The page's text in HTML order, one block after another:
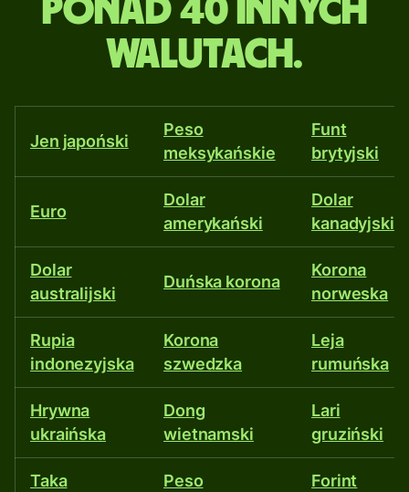
forintach
węgierskich
i
w
40
innych
walutach.
ponad 40 innych
walutach.
Jen japoński
Peso
meksykańskie
Funt
brytyjski
Euro
Dolar
amerykański
Dolar
kanadyjski
Dolar
australijski
Duńska korona
Korona
norweska
Rupia
indonezyjska
Korona
szwedzka
Leja
rumuńska
Hrywna
ukraińska
Dong
wietnamski
Lari
gruziński
Taka
Peso
Forint